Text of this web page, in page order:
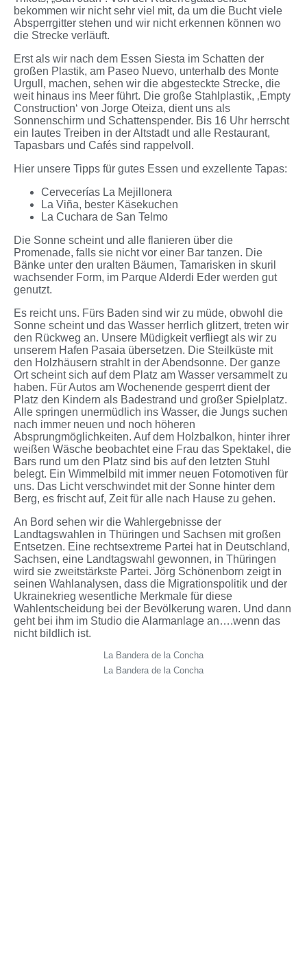
bekommen wir nicht sehr viel mit, da um die Bucht viele
Absperrgitter stehen und wir nicht erkennen können wo
die Strecke verläuft.
Erst als wir nach dem Essen Siesta im Schatten der
großen Plastik, am Paseo Nuevo, unterhalb des Monte
Urgull, machen, sehen wir die abgesteckte Strecke, die
weit hinaus ins Meer führt. Die große Stahlplastik, ‚Empty
Construction‘ von Jorge Oteiza, dient uns als
Sonnenschirm und Schattenspender. Bis 16 Uhr herrscht
ein lautes Treiben in der Altstadt und alle Restaurant,
Tapasbars und Cafés sind rappelvoll.
Hier unsere Tipps für gutes Essen und exzellente Tapas:
Cervecerías La Mejillonera
La Viña, bester Käsekuchen
La Cuchara de San Telmo
Die Sonne scheint und alle flanieren über die
Promenade, falls sie nicht vor einer Bar tanzen. Die
Bänke unter den uralten Bäumen, Tamarisken in skuril
wachsender Form, im Parque Alderdi Eder werden gut
genutzt.
Es reicht uns. Fürs Baden sind wir zu müde, obwohl die
Sonne scheint und das Wasser herrlich glitzert, treten wir
den Rückweg an. Unsere Müdigkeit verfliegt als wir zu
unserem Hafen Pasaia übersetzen. Die Steilküste mit
den Holzhäusern strahlt in der Abendsonne. Der ganze
Ort scheint sich auf dem Platz am Wasser versammelt zu
haben. Für Autos am Wochenende gesperrt dient der
Platz den Kindern als Badestrand und großer Spielplatz.
Alle springen unermüdlich ins Wasser, die Jungs suchen
nach immer neuen und noch höheren
Absprungmöglichkeiten. Auf dem Holzbalkon, hinter ihrer
weißen Wäsche beobachtet eine Frau das Spektakel, die
Bars rund um den Platz sind bis auf den letzten Stuhl
belegt. Ein Wimmelbild mit immer neuen Fotomotiven für
uns. Das Licht verschwindet mit der Sonne hinter dem
Berg, es frischt auf, Zeit für alle nach Hause zu gehen.
An Bord sehen wir die Wahlergebnisse der
Landtagswahlen in Thüringen und Sachsen mit großen
Entsetzen. Eine rechtsextreme Partei hat in Deutschland,
Sachsen, eine Landtagswahl gewonnen, in Thüringen
wird sie zweitstärkste Partei. Jörg Schönenborn zeigt in
seinen Wahlanalysen, dass die Migrationspolitik und der
Ukrainekrieg wesentliche Merkmale für diese
Wahlentscheidung bei der Bevölkerung waren. Und dann
geht bei ihm im Studio die Alarmanlage an….wenn das
nicht bildlich ist.
La Bandera de la Concha
La Bandera de la Concha